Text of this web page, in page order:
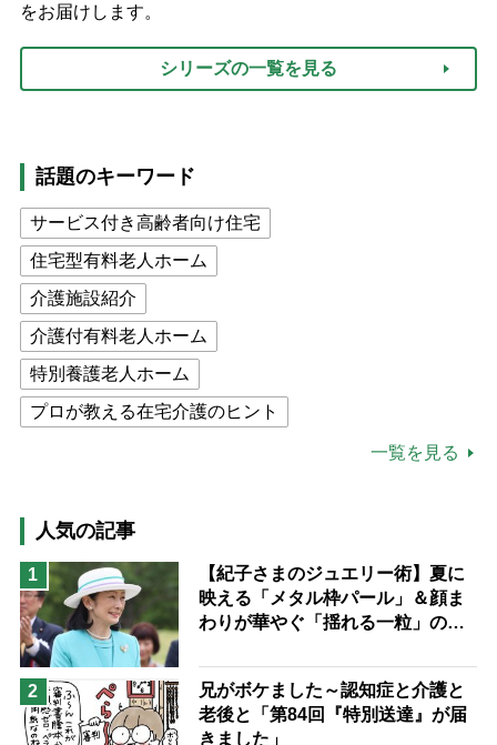
をお届けします。
シリーズの一覧を見る
話題のキーワード
サービス付き高齢者向け住宅
住宅型有料老人ホーム
介護施設紹介
介護付有料老人ホーム
特別養護老人ホーム
プロが教える在宅介護のヒント
猫が母になつきません
息子の遠距離介護サバイバル術
兄がボケました
便利なサービス
予防法
一覧を見る
人気の記事
1
【紀子さまのジュエリー術】夏に
映える「メタル枠パール」＆顔ま
わりが華やぐ「揺れる一粒」の使
2
兄がボケました～認知症と介護と
老後と「第84回『特別送達』が届
きました」